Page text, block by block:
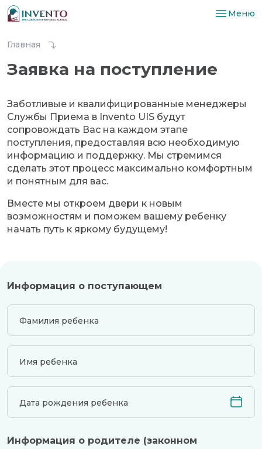
Меню
Главная
Заявка на поступление
Заботливые и квалифицированные менеджеры
Службы Приема в Invento UIS будут
сопровождать Вас на каждом этапе
поступления, предоставляя всю необходимую
информацию и поддержку. Мы стремимся
сделать этот процесс максимально комфортным
и понятным для вас.
Вместе мы откроем двери к новым
возможностям и поможем вашему ребенку
начать путь к яркому будущему!
Информация о поступающем
Фамилия ребенка
Имя ребенка
Дата рождения ребенка
Информация о родителе (законном